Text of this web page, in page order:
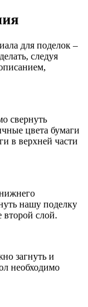
для поделок –
следуя
свернуть
цвета бумаги
в верхней части
нашу поделку
второй слой.
загнуть и
необходимо